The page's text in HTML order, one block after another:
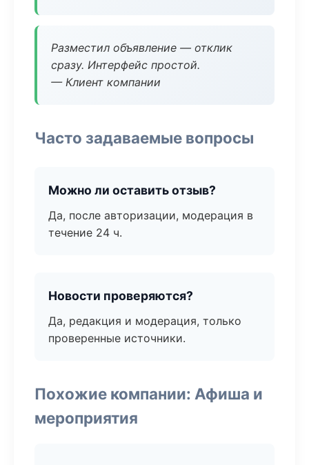
Разместил объявление — отклик
сразу. Интерфейс простой.
— Клиент компании
Часто задаваемые вопросы
Можно ли оставить отзыв?
Да, после авторизации, модерация в
течение 24 ч.
Новости проверяются?
Да, редакция и модерация, только
проверенные источники.
Похожие компании: Афиша и
мероприятия